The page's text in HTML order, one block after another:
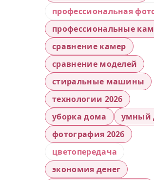
профессиональная
профессиональные
сравнение камер
сравнение моделей
стиральные машины
технологии 2026
уборка дома
умный
фотография 2026
цветопередача
экономия денег